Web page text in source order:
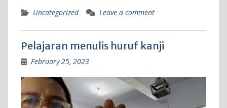
Uncategorized Leave a comment
Pelajaran menulis huruf kanji
February 25, 2023